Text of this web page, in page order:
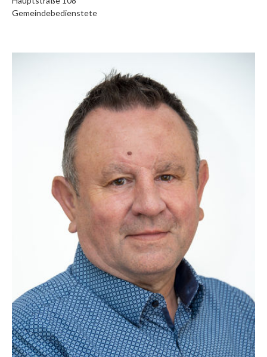
Gemeindebedienstete